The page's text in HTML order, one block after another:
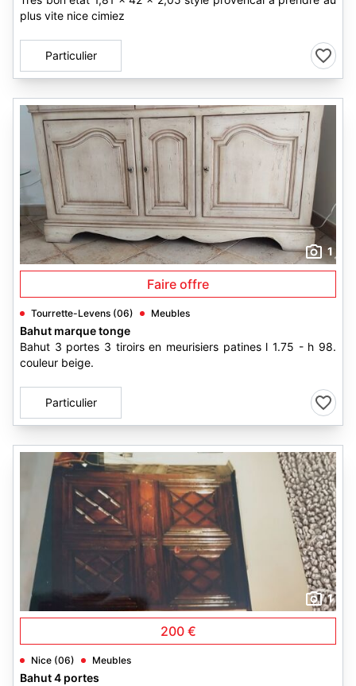
plus vite nice cimiez
Particulier
1
Faire offre
Tourrette-Levens (06) Meubles
Bahut marque tonge
Bahut 3 portes 3 tiroirs en meurisiers patines l 1.75 - h 98.
couleur beige.
Particulier
1
200 €
Nice (06) Meubles
Bahut 4 portes